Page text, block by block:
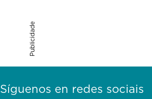
Publicidade
Síguenos en redes sociais